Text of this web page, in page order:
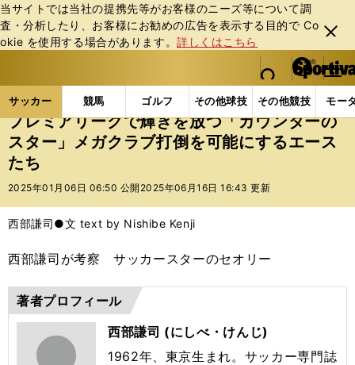
当サイトでは当社の提携先等がお客様のニーズ等について調
査・分析したり、お客様にお勧めの広告を表⽰する⽬的で Co
okie を使⽤する場合があります。詳しくはこちら
閉じ
る
web Sportiva (webスポルティーバ)
検索
マイペ
ー
ジ
メニュ
サッカー 競馬 ゴルフ その他球技 その他競技 モー
ス
ポ
ル
テ
ー
バ
サッカーの記事一覧 海外サッカー 海外サッカー
プレミアリーグで輝きを放つ「カウンターの
スター」メガクラブ打倒を可能にするエース
たち
2025年01月06日 06:50 公開 2025年06月16日 16:43 更新
西部謙司●文 text by Nishibe Kenji
西部謙司が考察 サッカースターのセオリー
著者プロフィール
西部謙司 (にしべ・けんじ)
1962年、東京生まれ。サッカー専門誌